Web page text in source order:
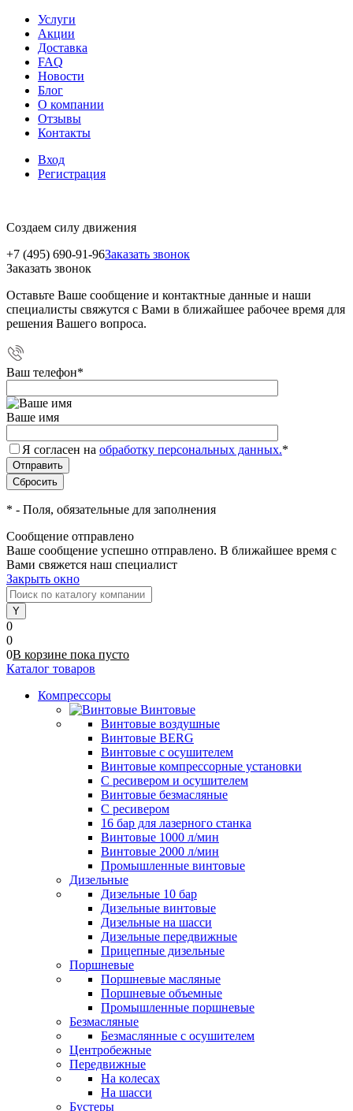
Услуги
Акции
Доставка
FAQ
Новости
Блог
О компании
Отзывы
Контакты
Вход
Регистрация
Создаем силу движения
+7 (495) 690-91-96Заказать звонок
Заказать звонок
Оставьте Ваше сообщение и контактные данные и наши
специалисты свяжутся с Вами в ближайшее рабочее время для
решения Вашего вопроса.
Ваш телефон*
Ваше имя
Я согласен на обработку персональных данных.*
* - Поля, обязательные для заполнения
Сообщение отправлено
Ваше сообщение успешно отправлено. В ближайшее время с
Вами свяжется наш специалист
Закрыть окно
0
0
0В корзине пока пусто
Каталог товаров
Компрессоры
Винтовые
Винтовые воздушные
Винтовые BERG
Винтовые с осушителем
Винтовые компрессорные установки
C ресивером и осушителем
Винтовые безмасляные
C ресивером
16 бар для лазерного станка
Винтовые 1000 л/мин
Винтовые 2000 л/мин
Промышленные винтовые
Дизельные
Дизельные 10 бар
Дизельные винтовые
Дизельные на шасси
Дизельные передвижные
Прицепные дизельные
Поршневые
Поршневые масляные
Поршневые объемные
Промышленные поршневые
Безмасляные
Безмаслянные с осушителем
Центробежные
Передвижные
На колесах
На шасси
Бустеры